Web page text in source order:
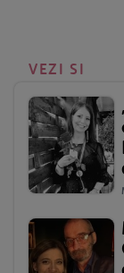
VEZI SI